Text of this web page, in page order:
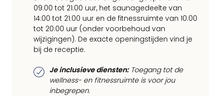
09:00 tot 21:00 uur, het saunagedeelte van
14:00 tot 21:00 uur en de fitnessruimte van 10:00
tot 20:00 uur (onder voorbehoud van
wijzigingen). De exacte openingstijden vind je
bij de receptie.
Je inclusieve diensten:Toegang tot de
wellness- en fitnessruimte is voor jou
inbegrepen.